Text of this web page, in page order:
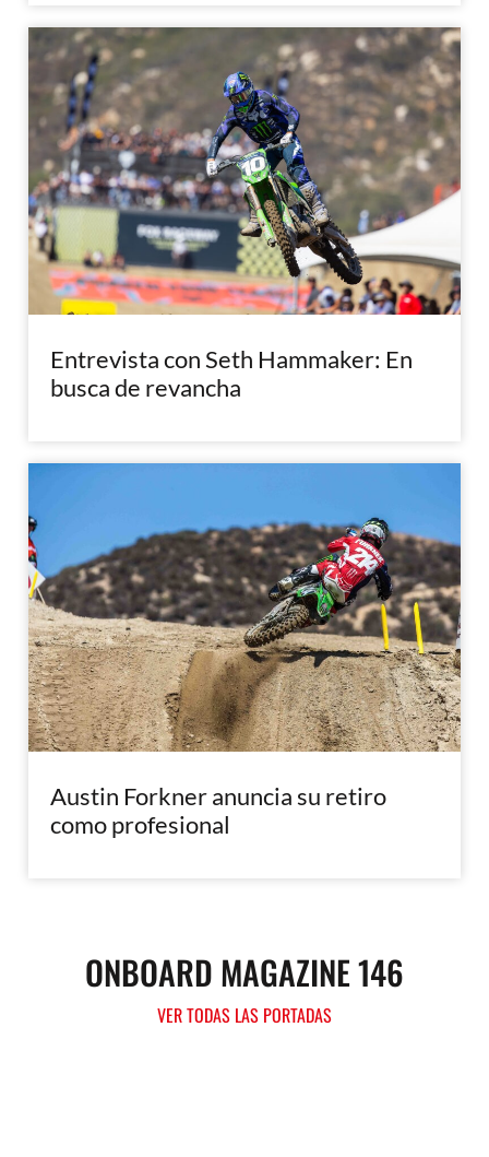
Entrevista con Seth Hammaker: En
busca de revancha
Austin Forkner anuncia su retiro
como profesional
ONBOARD MAGAZINE 146
VER TODAS LAS PORTADAS